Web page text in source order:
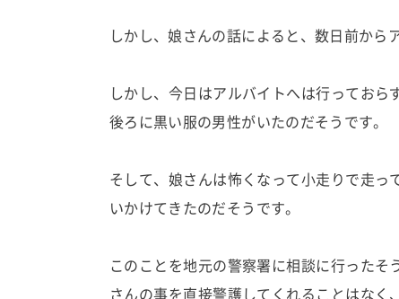
しかし、娘さんの話によると、数日前から
しかし、今日はアルバイトへは行っておら
後ろに黒い服の男性がいたのだそうです。
そして、娘さんは怖くなって小走りで走
いかけてきたのだそうです。
このことを地元の警察署に相談に行った
さんの事を直接警護してくれることはな